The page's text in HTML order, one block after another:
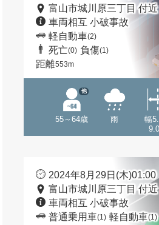
富山市城川原三丁目 付近
車両相互 小破事故
軽自動車(2)
死亡(0) 負傷(1)
距離553m
55～64歳
他
雨
幅
2024年8月29日(木)01:00
富山市城川原三丁目 付近
車両相互 小破事故
普通乗用車(1) 軽自動車(1)